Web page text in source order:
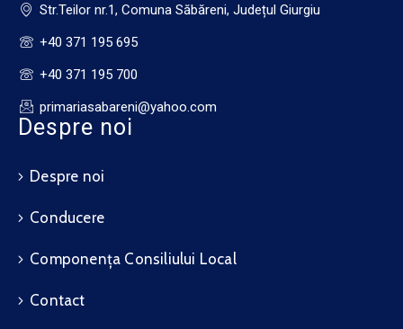
Str.Teilor nr.1, Comuna Săbăreni, Județul Giurgiu
+40 371 195 695
+40 371 195 700
primariasabareni@yahoo.com
Despre noi
Despre noi
Conducere
Componența Consiliului Local
Contact